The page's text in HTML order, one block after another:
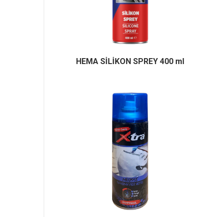
HEMA SİLİKON SPREY 400 ml